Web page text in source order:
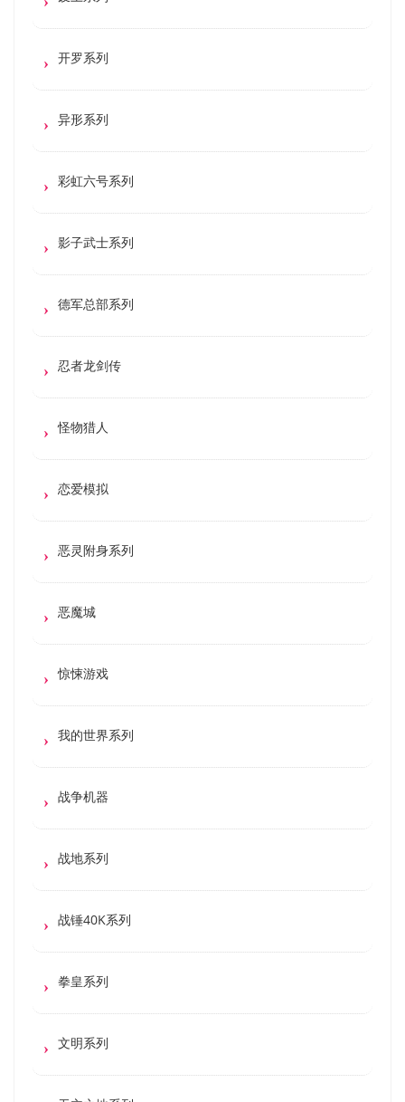
开罗系列
异形系列
彩虹六号系列
影子武士系列
德军总部系列
忍者龙剑传
怪物猎人
恋爱模拟
恶灵附身系列
恶魔城
惊悚游戏
我的世界系列
战争机器
战地系列
战锤40K系列
拳皇系列
文明系列